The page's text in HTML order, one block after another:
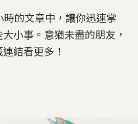
時的文章中，讓你迅速掌
小事。意猶未盡的朋友，
結看更多！